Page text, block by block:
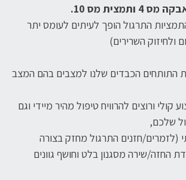
התרגול הופך לעיתים לעומס יתר
ולחיזוק השרירים)
התותחים הכבדים שלנו למצבים בהם המצב
ורוצים להרוויח טיפול מהיר מיידי וגם
שלכם,
(לזמרים/חזנים התרגול מחזק בצורה
החזה/שירה מסגנון בלט וחושף גוונים